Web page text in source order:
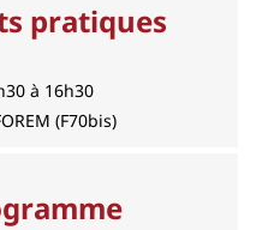
pratiques
à 16h30
(F70bis)